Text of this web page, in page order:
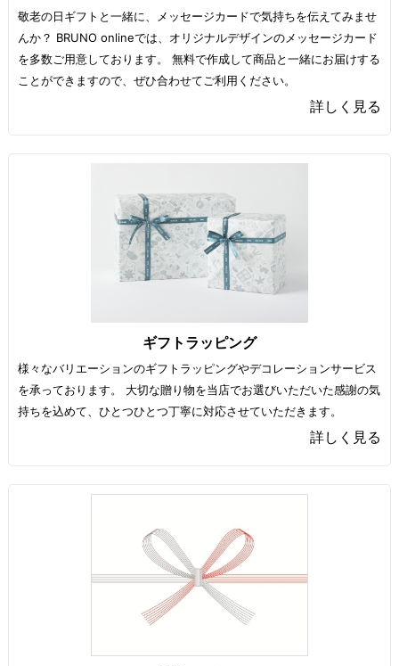
敬老の日ギフトと一緒に、メッセージカードで気持ちを伝えてみませ
んか？ BRUNO onlineでは、オリジナルデザインのメッセージカード
を多数ご用意しております。 無料で作成して商品と一緒にお届けする
ことができますので、ぜひ合わせてご利用ください。
詳しく見る
ギフトラッピング
様々なバリエーションのギフトラッピングやデコレーションサービス
を承っております。 大切な贈り物を当店でお選びいただいた感謝の気
持ちを込めて、ひとつひとつ丁寧に対応させていただきます。
詳しく見る